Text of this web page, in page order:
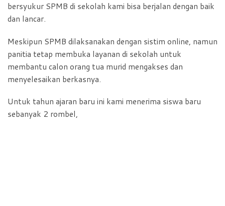
bersyukur SPMB di sekolah kami bisa berjalan dengan baik
dan lancar.
Meskipun SPMB dilaksanakan dengan sistim online, namun
panitia tetap membuka layanan di sekolah untuk
membantu calon orang tua murid mengakses dan
menyelesaikan berkasnya.
Untuk tahun ajaran baru ini kami menerima siswa baru
sebanyak 2 rombel,